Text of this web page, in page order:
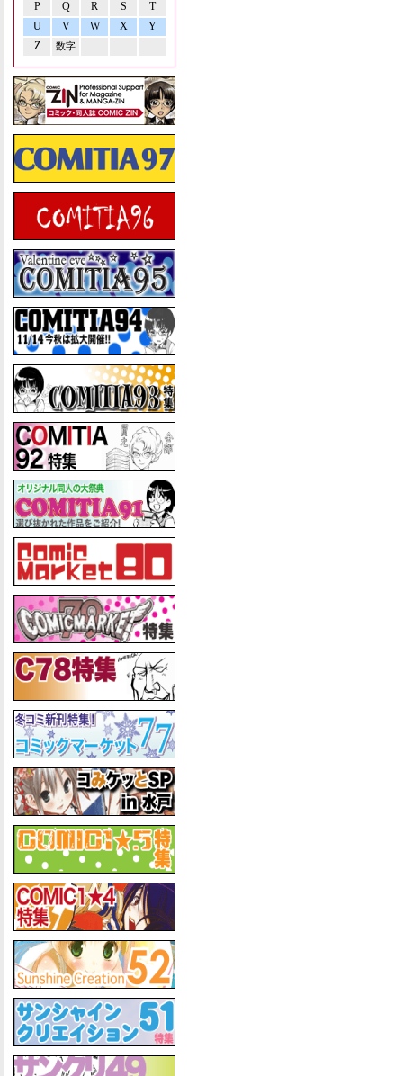
P Q R S
T
U
V W X
Y
Z
数字